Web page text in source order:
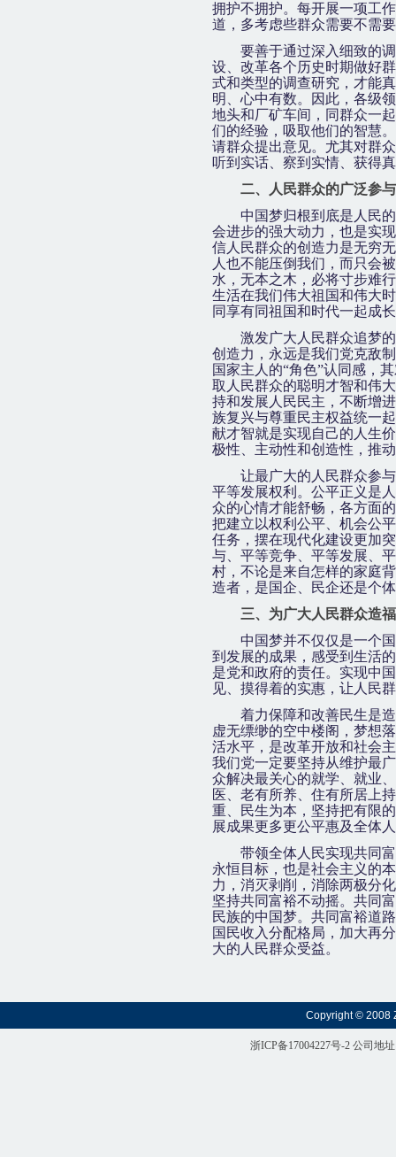
拥护不拥护。每开展一项工
道，多考虑些群众需要不需
要善于通过深入细致的
设、改革各个历史时期做好
式和类型的调查研究，才能
明、心中有数。因此，各级
地头和厂矿车间，同群众一
们的经验，吸取他们的智慧
请群众提出意见。尤其对群
听到实话、察到实情、获得
二、人民群众的广泛参
中国梦归根到底是人民
会进步的强大动力，也是实
信人民群众的创造力是无穷
人也不能压倒我们，而只会
水，无本之木，必将寸步难
生活在我们伟大祖国和伟大
同享有同祖国和时代一起成
激发广大人民群众追梦
创造力，永远是我们党克敌
国家主人的“角色”认同感，
取人民群众的聪明才智和伟
持和发展人民民主，不断增
族复兴与尊重民主权益统一
献才智就是实现自己的人生
极性、主动性和创造性，推
让最广大的人民群众参
平等发展权利。公平正义是
众的心情才能舒畅，各方面
把建立以权利公平、机会公
任务，摆在现代化建设更加
与、平等竞争、平等发展、
村，不论是来自怎样的家庭
造者，是国企、民企还是个
三、为广大人民群众造
中国梦并不仅仅是一个
到发展的成果，感受到生活
是党和政府的责任。实现中
见、摸得着的实惠，让人民
着力保障和改善民生是
虚无缥缈的空中楼阁，梦想
活水平，是改革开放和社会
我们党一定要坚持从维护最
众解决最关心的就学、就业
医、老有所养、住有所居上
重、民生为本，坚持把有限
展成果更多更公平惠及全体
带领全体人民实现共同
永恒目标，也是社会主义的
力，消灭剥削，消除两极分
坚持共同富裕不动摇。共同
民族的中国梦。共同富裕道
国民收入分配格局，加大再
大的人民群众受益。
Copyright © 2008
浙ICP备17004227号-2 公司地